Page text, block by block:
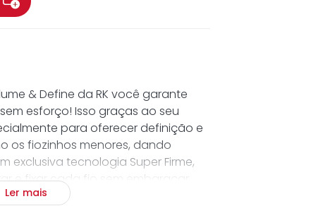
& Define da RK você garante
esforço! Isso graças ao seu
para oferecer definição e
os fiozinhos menores, dando
exclusiva tecnologia Super Firme,
e fixar cada fio sem embaraçar,
em volta dos cílios para deixá-
Ler mais